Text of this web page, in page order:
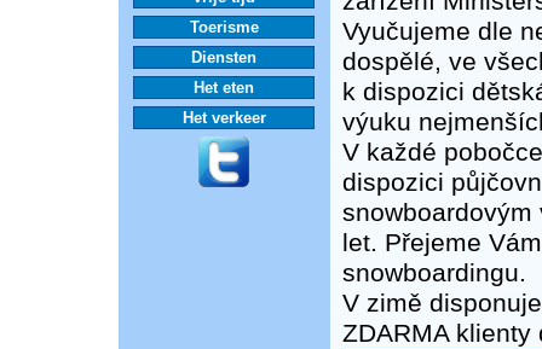
Toerisme
Diensten
Het eten
Het verkeer
Vyučujeme dle
dospělé, ve
k dispozici
výuku
V každé
dispozici
let. Přejeme
snowboardingu.
V zimě
ZDARMA